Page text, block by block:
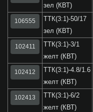
зел (КВТ)
106555
ТТК(3:1)-50/17
зел (КВТ)
102411
ТТК(3:1)-3/1
желт (КВТ)
102412
ТТК(3:1)-4.8/1.6
желт (КВТ)
102413
ТТК(3:1)-6/2
желт (КВТ)